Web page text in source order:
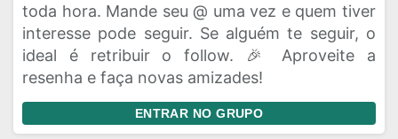
toda hora. Mande seu @ uma vez e quem tiver
interesse pode seguir. Se alguém te seguir, o
ideal é retribuir o follow. 🎉 Aproveite a
resenha e faça novas amizades!
ENTRAR NO GRUPO